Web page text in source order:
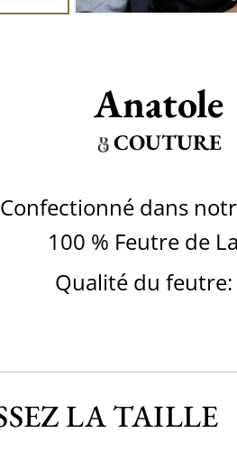
Anatole
COUTURE
Confectionné dans
100 % Feutre de
Qualité du feutre: